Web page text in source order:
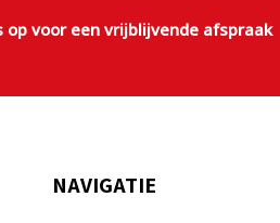
op voor een vrijblijvende afspraak
NAVIGATIE